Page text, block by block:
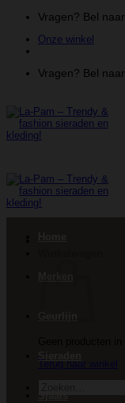
inhoud
Vragen? Bel naar
Onze winkel
Vragen? Bel naar
Terug naar winkel